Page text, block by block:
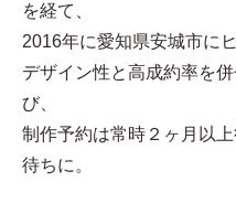
を経て、
2016年に愛知県安城市に
デザイン性と高成約率を
び、
制作予約は常時２ヶ月以
待ちに。